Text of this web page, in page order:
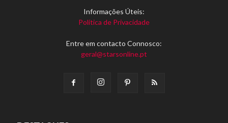
Informações Úteis:
Política de Privacidade
Entre em contacto Connosco:
geral@starsonline.pt